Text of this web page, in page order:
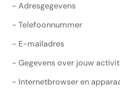
- Adresgegevens
- Telefoonnummer
- E-mailadres
- Gegevens over jouw
- Internetbrowser en